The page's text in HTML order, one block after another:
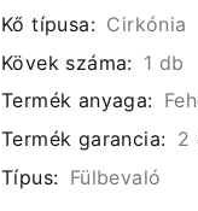
Kő típusa: Cirkónia
Kövek száma: 1 db
Termék anyaga:
Termék garancia: 2
Típus: Fülbevaló